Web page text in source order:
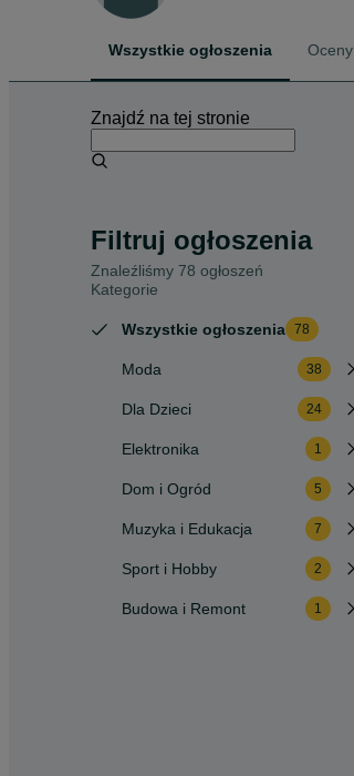
Wszystkie ogłoszenia Oceny
Znajdź na tej stronie
Filtruj ogłoszenia
Znaleźliśmy 78 ogłoszeń
Kategorie
Wszystkie ogłoszenia 78
Moda 38
Dla Dzieci 24
Elektronika 1
Dom i Ogród 5
Muzyka i Edukacja 7
Sport i Hobby 2
Budowa i Remont 1